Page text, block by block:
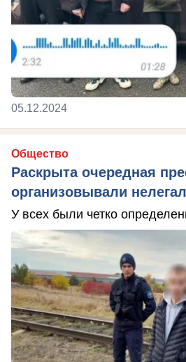
05.12.2024
Общество
Раскрыта очередная
организовывали
У всех были четко